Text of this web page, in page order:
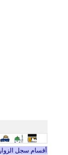
أقسام سجل الزوار